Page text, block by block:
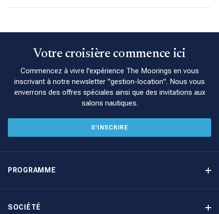
Votre croisière commence ici
Commencez à vivre l'expérience The Moorings en vous
inscrivant à notre newsletter "gestion-location". Nous vous
enverrons des offres spéciales ainsi que des invitations aux
salons nautiques.
S’INSCRIRE
PROGRAMME
Avantages
SOCIÉTÉ